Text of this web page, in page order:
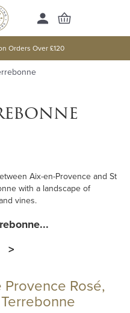
Orders Over £120
Aix-en-Provence and St
with a landscape of
vines.
>
Provence Rosé,